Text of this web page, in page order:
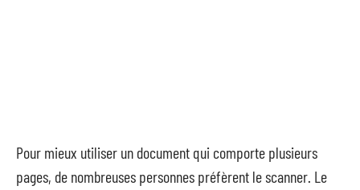
Pour mieux utiliser un document qui comporte plusieurs
pages, de nombreuses personnes préfèrent le scanner. Le